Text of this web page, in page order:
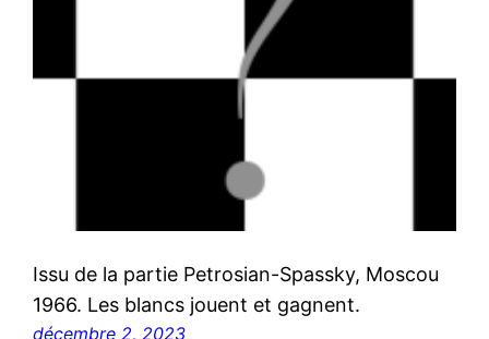
Issu de la partie Petrosian-Spassky, Moscou
1966. Les blancs jouent et gagnent.
décembre 2, 2023